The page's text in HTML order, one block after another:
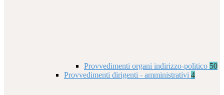
Provvedimenti organi indirizzo-politico 50
Provvedimenti dirigenti - amministrativi 4